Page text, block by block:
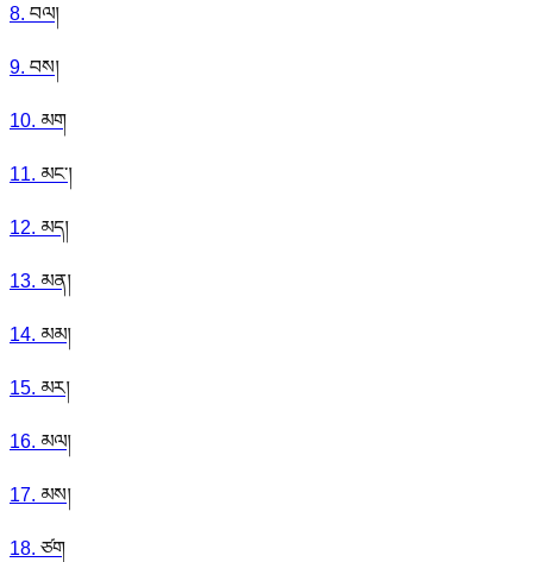
8. བལ།
9. བས།
10. མག
11. མང་།
12. མད།
13. མན།
14. མམ།
15. མར།
16. མལ།
17. མས།
18. ཙག